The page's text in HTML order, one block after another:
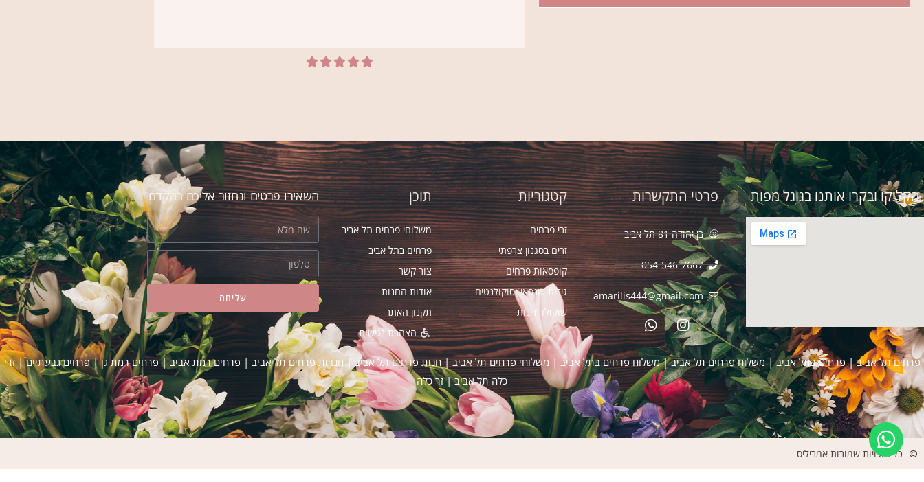





הקליקו ובקרו אותנו בגוגל מפות פרטי התקשרות
בן יהודה 81 תל אביב
054-546-7667
amarilis444@gmail.com​
קטגוריות
זרי פרחים
זרים בסגנון צרפתי
קופסאות פרחים
גינות בונסאי וסוקולנטים
שוקולד ויינות
תוכן
משלוחי פרחים תל אביב
פרחים בתל אביב
צור קשר
אודות החנות
תקנון האתר
הצהרת נגישות
השאירו פרטים ונחזור אליכם בהקדם
שליחה
פרחים תל אביב|פרחים בתל אביב|משלוח פרחים תל אביב|משלוח פרחים בתל אביב | משלוחי פרחים תל אביב|חנות פרחים תל אביב |חנויות פרחים תל אביב |פרחים רמת אביב|פרחים רמת גן|פרחים גבעתיים|זרי
כלה תל אביב|זר כלה
כל הזכויות שמורות אמריליס